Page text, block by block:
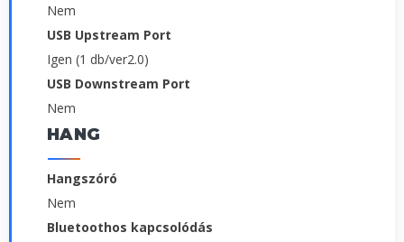
Nem
USB Upstream Port
Igen (1 db/ver2.0)
USB Downstream Port
Nem
HANG
Hangszóró
Nem
Bluetoothos kapcsolódás